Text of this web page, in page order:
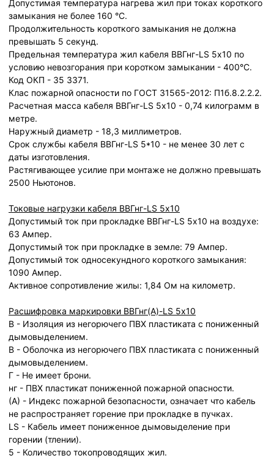
Допустимая температура нагрева жил при токах короткого
замыкания не более 160 °С.
Продолжительность короткого замыкания не должна
превышать 5 секунд.
Предельная температура жил кабеля ВВГнг-LS 5х10 по
условию невозгорания при коротком замыкании - 400°С.
Код ОКП - 35 3371.
Клас пожарной опасности по ГОСТ 31565-2012: П1б.8.2.2.2.
Расчетная масса кабеля ВВГнг-LS 5х10 - 0,74 килограмм в
метре.
Наружный диаметр - 18,3 миллиметров.
Срок службы кабеля ВВГнг-LS 5*10 - не менее 30 лет с
даты изготовления.
Растягивающее усилие при монтаже не должно превышать
2500 Ньютонов.
Токовые нагрузки кабеля ВВГнг-LS 5х10
Допустимый ток при прокладке ВВГнг-LS 5х10 на воздухе:
63 Ампер.
Допустимый ток при прокладке в земле: 79 Ампер.
Допустимый ток односекундного короткого замыкания:
1090 Ампер.
Активное сопротивление жилы: 1,84 Ом на километр.
Расшифровка маркировки ВВГнг(А)-LS 5х10
В - Изоляция из негорючего ПВХ пластиката с пониженный
дымовыделением.
В - Оболочка из негорючего ПВХ пластиката с пониженный
дымовыделением.
Г - Не имеет брони.
нг - ПВХ пластикат пониженной пожарной опасности.
(А) - Индекс пожарной безопасности, означает что кабель
не распространяет горение при прокладке в пучках.
LS - Кабель имеет пониженное дымовыделение при
горении (тлении).
5 - Количество токопроводящих жил.